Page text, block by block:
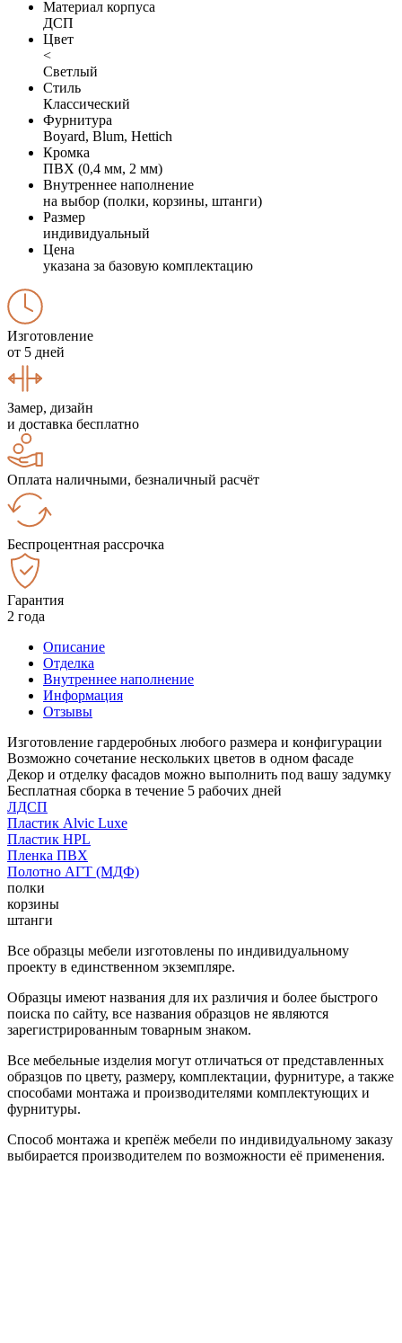
Материал корпуса
ДСП
Цвет
<
Светлый
Стиль
Классический
Фурнитура
Boyard, Blum, Hettich
Кромка
ПВХ (0,4 мм, 2 мм)
Внутреннее наполнение
на выбор (полки, корзины, штанги)
Размер
индивидуальный
Цена
указана за базовую комплектацию
Изготовление
от 5 дней
Замер, дизайн
и доставка бесплатно
Оплата наличными, безналичный расчёт
Беспроцентная рассрочка
Гарантия
2 года
Описание
Отделка
Внутреннее наполнение
Информация
Отзывы
Изготовление гардеробных любого размера и конфигурации
Возможно сочетание нескольких цветов в одном фасаде
Декор и отделку фасадов можно выполнить под вашу задумку
Бесплатная сборка в течение 5 рабочих дней
ЛДСП
Пластик Alvic Luxe
Пластик HPL
Пленка ПВХ
Полотно АГТ (МДФ)
полки
корзины
штанги
Все образцы мебели изготовлены по индивидуальному
проекту в единственном экземпляре.
Образцы имеют названия для их различия и более быстрого
поиска по сайту, все названия образцов не являются
зарегистрированным товарным знаком.
Все мебельные изделия могут отличаться от представленных
образцов по цвету, размеру, комплектации, фурнитуре, а также
способами монтажа и производителями комплектующих и
фурнитуры.
Способ монтажа и крепёж мебели по индивидуальному заказу
выбирается производителем по возможности её применения.